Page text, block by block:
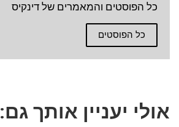
כל הפוסטים והמאמרים של דינקיס
כל הפוסטים
אולי יעניין אותך גם: